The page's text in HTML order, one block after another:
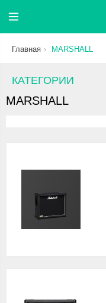
Главная MARSHALL
КАТЕГОРИИ
MARSHALL